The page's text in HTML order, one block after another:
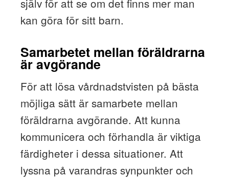
kan göra för sitt barn.
Samarbetet mellan föräldrarna
är avgörande
För att lösa vårdnadstvisten på bästa
möjliga sätt är samarbete mellan
föräldrarna avgörande. Att kunna
kommunicera och förhandla är viktiga
färdigheter i dessa situationer. Att
lyssna på varandras synpunkter och